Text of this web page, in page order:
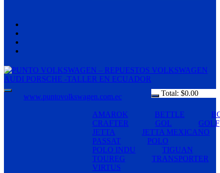
Total: $0.00
www.puntovolkswagen.com.ec
AMAROK BETTLE
CRAFTER
GOL
GOLF
JETTA
JETTA MEXICANO
PASSAT
POLO
POLO INDU
TIGUAN
TOUREG
TRANSPORTER
VIRTUS